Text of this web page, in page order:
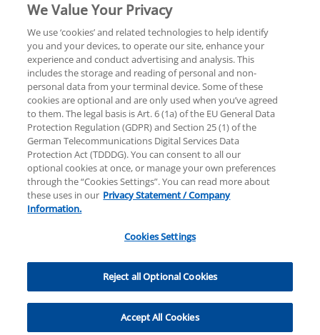
Rechtliche Hinweise Datenschutzerklärung
Hilfe Unternehmensangaben
© 2025 KPMG AG Wirtschaftsprüfungsgesellschaft,
eine Aktiengesellschaft nach deutschem Recht und
ein Mitglied der globalen KPMG-Organisation
unabhängiger Mitgliedsfirmen, die KPMG
International Limited, einer Private English Company
Limited by Guarantee, angeschlossen sind. Alle Rechte
vorbehalten. Für weitere Einzelheiten über die
Struktur der globalen Organisation von KPMG
https://home.kpmg/governance
We Value Your Privacy
We use ‘cookies’ and related technologies to help identify
you and your devices, to operate our site, enhance your
experience and conduct advertising and analysis. This
includes the storage and reading of personal and non-
personal data from your terminal device. Some of these
cookies are optional and are only used when you’ve agreed
to them. The legal basis is Art. 6 (1a) of the EU General Data
Protection Regulation (GDPR) and Section 25 (1) of the
German Telecommunications Digital Services Data
Protection Act (TDDDG). You can consent to all our
optional cookies at once, or manage your own preferences
through the “Cookies Settings”. You can read more about
these uses in our Privacy Statement / Company
Information.
Cookies Settings
Reject all Optional Cookies
Accept All Cookies